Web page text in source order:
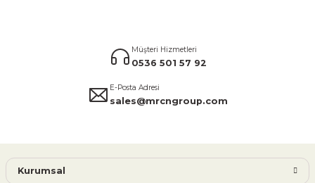
Müşteri Hizmetleri
0536 501 57 92
E-Posta Adresi
sales@mrcngroup.com
Kurumsal